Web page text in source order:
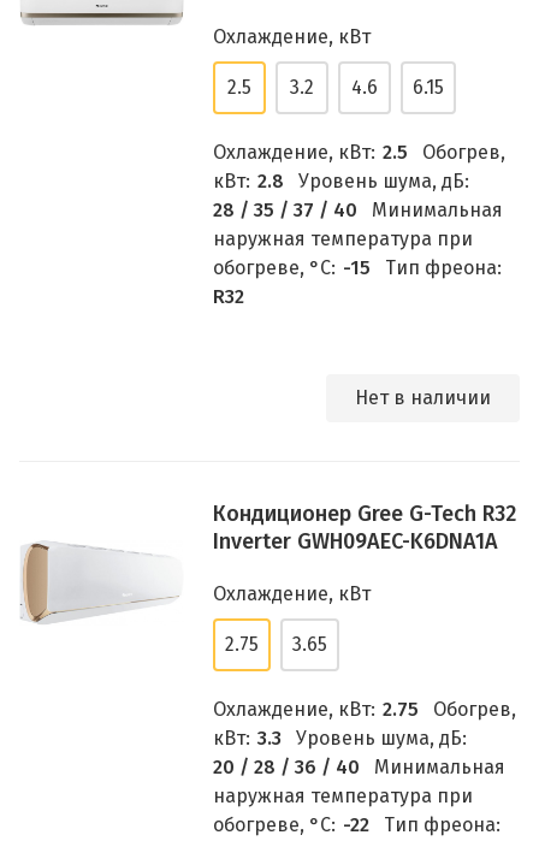
Охлаждение, кВт
2.5 3.2 4.6 6.15
Охлаждение, кВт: 2.5
Обогрев,
кВт: 2.8
Уровень шума, дБ:
28 / 35 / 37 / 40
Минимальная
наружная температура при
обогреве, °C: -15
Тип фреона:
R32
Нет в наличии
Кондиционер Gree G-Tech R32
Inverter GWH09AEC-K6DNA1A
Охлаждение, кВт
2.75 3.65
Охлаждение, кВт: 2.75
Обогрев,
кВт: 3.3
Уровень шума, дБ:
20 / 28 / 36 / 40
Минимальная
наружная температура при
обогреве, °C: -22
Тип фреона: